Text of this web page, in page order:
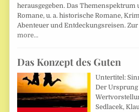
herausgegeben. Das Themenspektrum
Romane, u. a. historische Romane,
Abenteuer und Entdeckungsreisen. Zur
more…
Das Konzept des Guten
Untertitel:
Der
Sedlacek,